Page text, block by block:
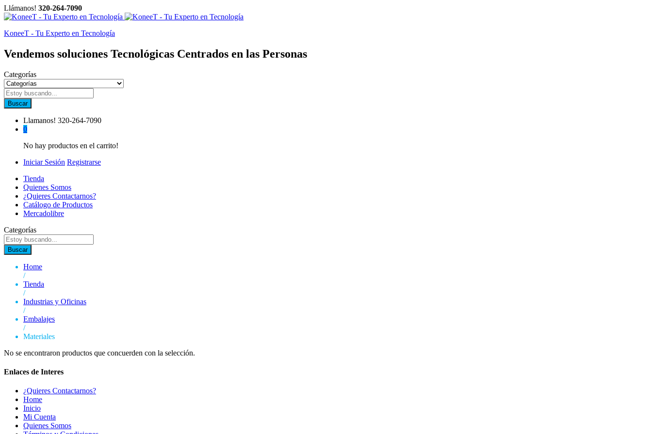
Llámanos! 320-264-7090
KoneeT - Tu Experto en Tecnología
Vendemos soluciones Tecnológicas Centrados en las Personas
Categorías
Buscar
Llamanos! 320-264-7090
0
No hay productos en el carrito!
Iniciar Sesión Registrarse
Tienda
Quienes Somos
¿Quieres Contactarnos?
Catálogo de Productos
Mercadolibre
Categorías
Buscar
Home
/
Tienda
/
Industrias y Oficinas
/
Embalajes
/
Materiales
No se encontraron productos que concuerden con la selección.
Enlaces de Interes
¿Quieres Contactarnos?
Home
Inicio
Mi Cuenta
Quienes Somos